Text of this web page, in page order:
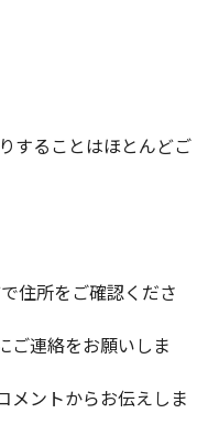
することはほとんどご
住所をご確認くださ
ご連絡をお願いしま
ントからお伝えしま